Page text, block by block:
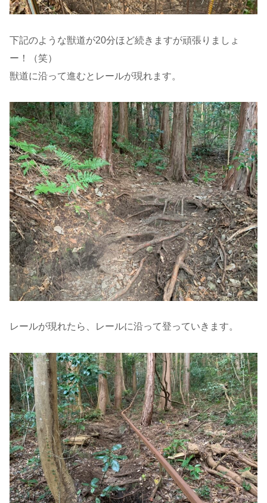
下記のような獣道が20分ほど続きますが頑張りましょ
ー！（笑）
獣道に沿って進むとレールが現れます。
レールが現れたら、レールに沿って登っていきます。